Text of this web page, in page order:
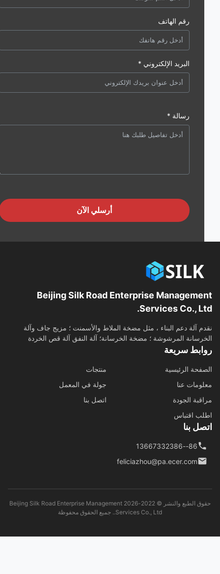
رقم الهاتف
البريد الإلكتروني *
رسالة *
أرسلي الآن
Beijing Silk Road Enterprise
Services Co.,
آلة دعم البناء ، مثل مضخة الملاط والأسمنت ؛ مزيج جاف وآلة
المرشوشة ؛ مضخة الخرسانة؛ آلة النفق آلة قص الخردة
سريعة
الرئيسية
منتجات
عنا
جولة في المعمل
الجودة
اتصل بنا
اقتباس
بنا
86--13667332386
feliciazhou@pa.ecer.com
حقوق الطبع والنشر © 2022-2026 Beijing Silk Road Enterprise Management
Services Co., Ltd.. جميع الحقوق محفوظة